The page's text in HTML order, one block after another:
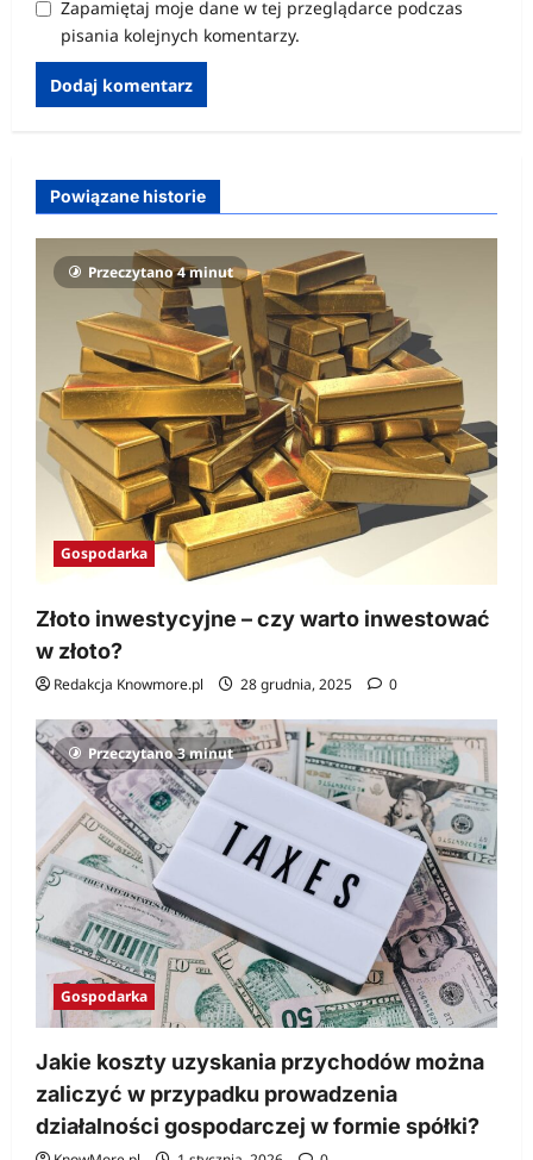
Zapamiętaj moje dane w tej przeglądarce podczas
pisania kolejnych komentarzy.
Powiązane historie
Przeczytano 4 minut
Gospodarka
Złoto inwestycyjne – czy warto inwestować
w złoto?
Redakcja Knowmore.pl 28 grudnia, 2025 0
Przeczytano 3 minut
Gospodarka
Jakie koszty uzyskania przychodów można
zaliczyć w przypadku prowadzenia
działalności gospodarczej w formie spółki?